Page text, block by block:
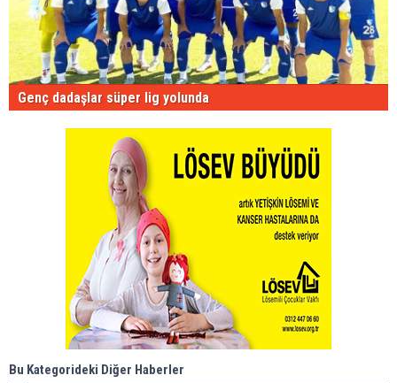
Genç dadaşlar süper lig yolunda
Bu Kategorideki Diğer Haberler